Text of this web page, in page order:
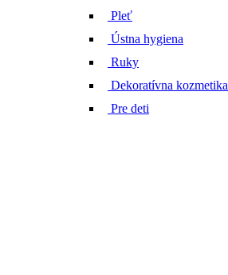
Pleť
Ústna hygiena
Ruky
Dekoratívna kozmetika
Pre deti